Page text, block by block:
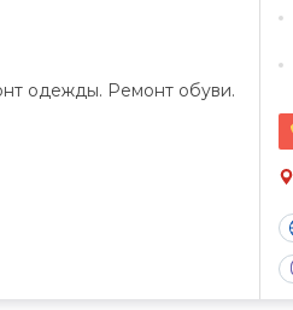
одежды. Ремонт обуви.